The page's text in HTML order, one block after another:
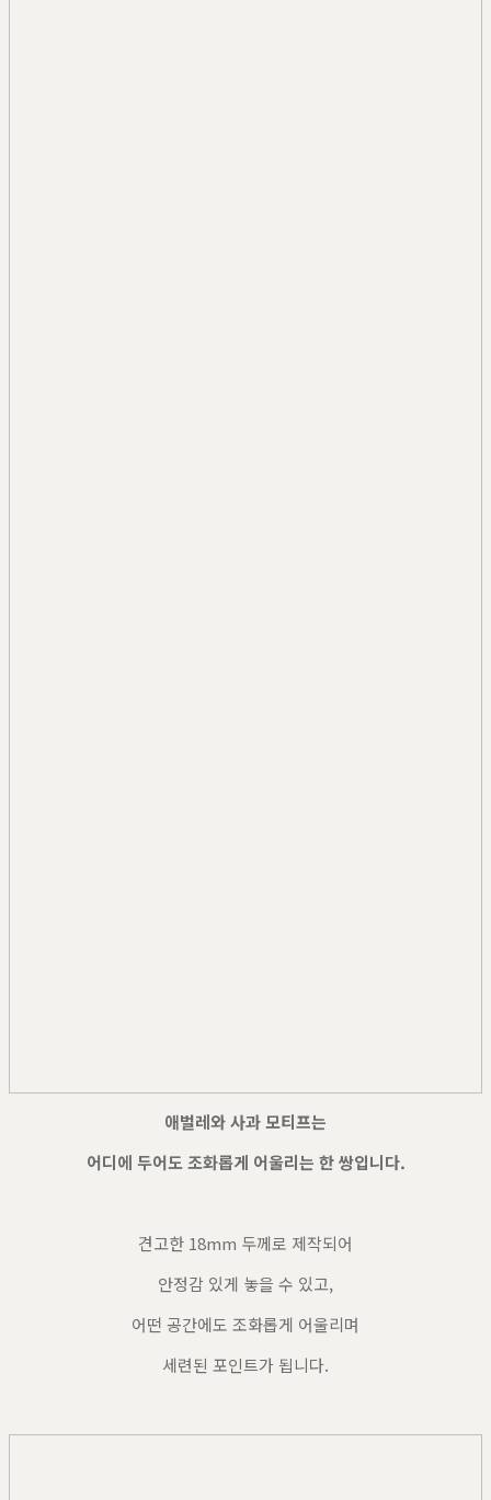
애벌레와 사과 모티프는
어디에 두어도 조화롭게 어울리는 한 쌍입니다.
견고한 18mm 두께로 제작되어
안정감 있게 놓을 수 있고,
어떤 공간에도 조화롭게 어울리며
세련된 포인트가 됩니다.